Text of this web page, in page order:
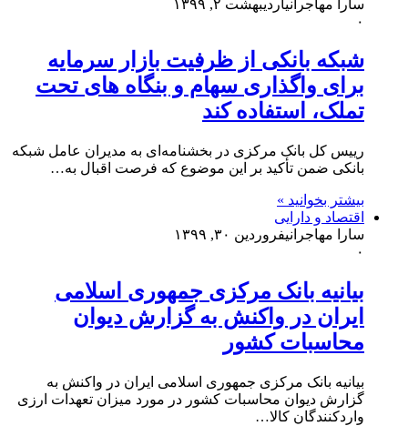
سارا مهاجرانیاردیبهشت ۲, ۱۳۹۹
۰
شبکه بانکی از ظرفیت بازار سرمایه
برای واگذاری سهام و بنگاه های تحت
تملک، استفاده کند
رییس کل بانک مرکزی در بخشنامه‌ای به مدیران عامل شبکه
بانکی ضمن تأکید بر این موضوع که فرصت اقبال به…
بیشتر بخوانید »
اقتصاد و دارایی
سارا مهاجرانیفروردین ۳۰, ۱۳۹۹
۰
بیانیه بانک مرکزی جمهوری اسلامی
ایران در واکنش به گزارش دیوان
محاسبات کشور
بیانیه بانک مرکزی جمهوری اسلامی ایران در واکنش به
گزارش دیوان محاسبات کشور در مورد میزان تعهدات ارزی
واردکنندگان کالا…